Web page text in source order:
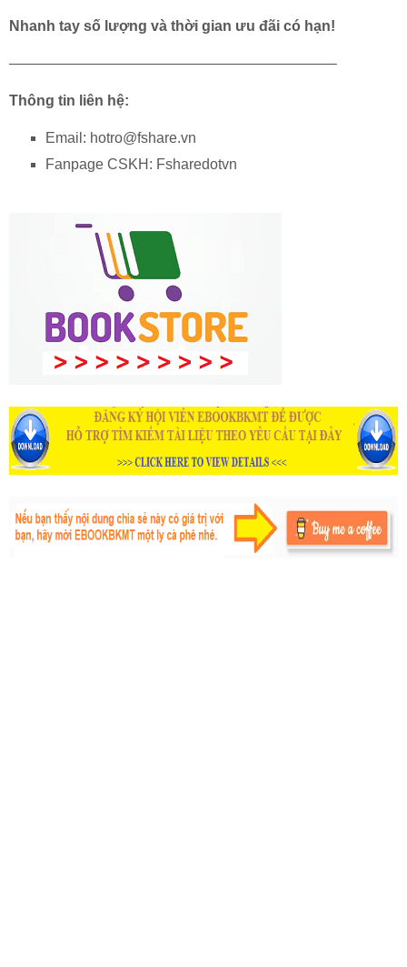
Nhanh tay số lượng và thời gian ưu đãi có hạn!
——————————————————————–
Thông tin liên hệ:
Email: hotro@fshare.vn
Fanpage CSKH: Fsharedotvn